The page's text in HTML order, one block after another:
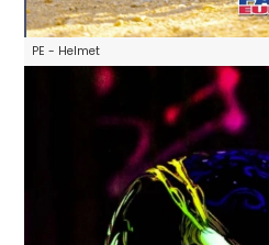
PE - Helmet